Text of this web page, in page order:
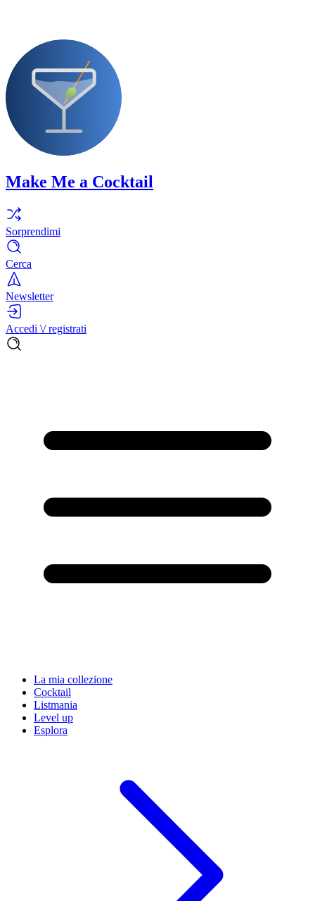
Make Me a Cocktail
Sorprendimi
Cerca
Newsletter
Accedi \/ registrati
La mia collezione
Cocktail
Listmania
Level up
Esplora